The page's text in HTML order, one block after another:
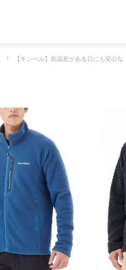
/ 【モンベル】気温差がある日にも安心